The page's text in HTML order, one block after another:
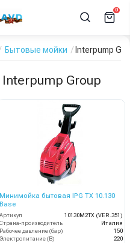
0
Бытовые мойки Interpump
Group
Минимойка бытовая IPG TX 10.130
Base
Артикул
10130M2TX (VER.351)
Страна-производитель
Италия
Рабочее давление (бар)
150
Электропитание (В)
220